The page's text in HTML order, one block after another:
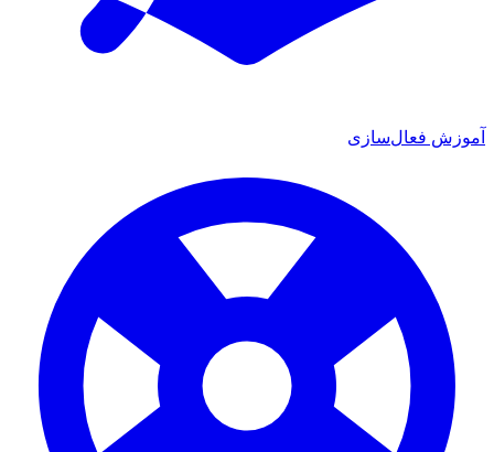
فعال‌سازی